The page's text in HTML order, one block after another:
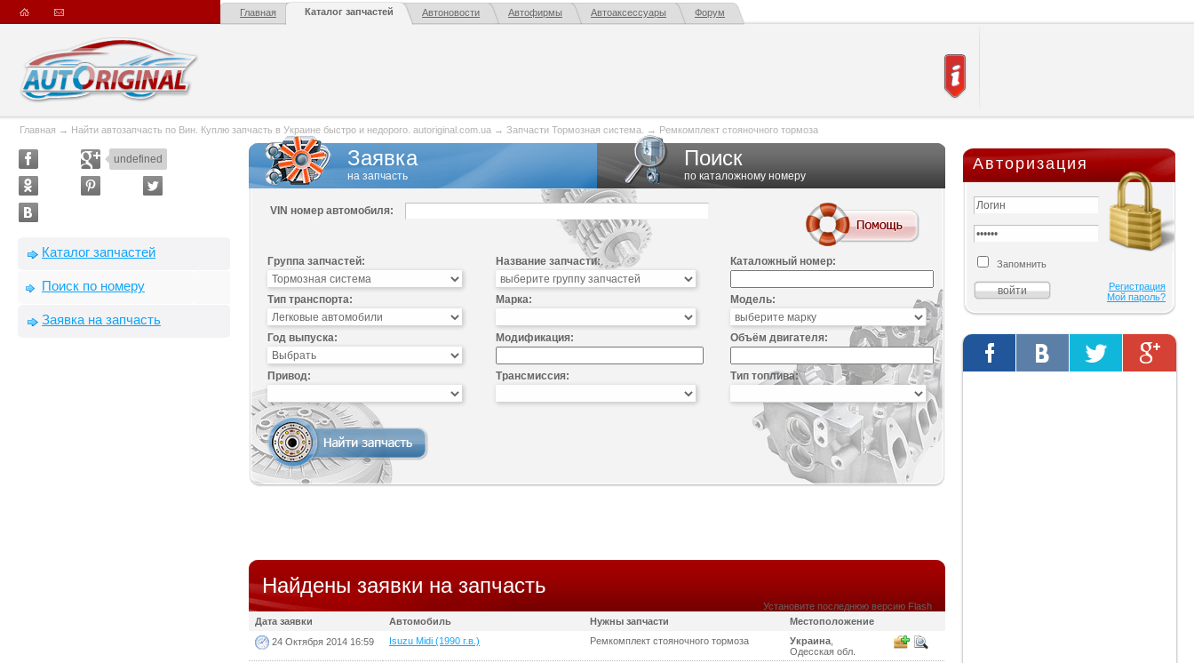
Главная Каталог запчастей Автоновости Автофирмы Автоаксессуары Форум
Главная → Найти автозапчасть по Вин. Куплю запчасть в Украине быстро и недорого. autoriginal.com.ua → Запчасти Тормозная система. → Ремкомплект стояночного тормоза
undefined
Каталог запчастей
Поиск по номеру
Заявка на запчасть
Заявка
на запчасть
Поиск
по каталожному номеру
VIN номер автомобиля:
Группа запчастей: Название запчасти: Каталожный номер:
Тип транспорта: Марка: Модель:
Год выпуска: Модификация: Объём двигателя:
Привод: Трансмиссия: Тип топлива:
Найдены заявки на запчасть
Установите последнюю версию Flash
Дата заявки
Автомобиль Нужны запчасти
Местоположение
24 Октября 2014 16:59
Isuzu Midi (1990 г.в.) Ремкомплект стояночного тормоза Украина
Одесская обл.
Авторизация
Запомнить
Регистрация
Мой пароль?